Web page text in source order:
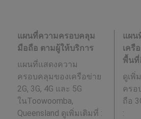
แผนที่ความครอบคลุม
มือถือ ตามผู้ให้บริการ
แผนที่แสดงความ
ครอบคลุมของเครือข่าย
2G, 3G, 4G และ 5G
ในToowoomba,
Queensland ดูเพิ่มเติมที่ :
แผน
เครื
พื้นที่
ดูเพิ่
ครอ
ถือ
: